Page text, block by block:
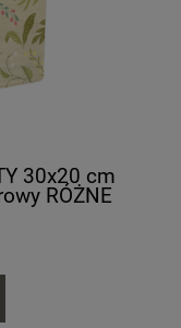
30x20 cm
RÓŻNE